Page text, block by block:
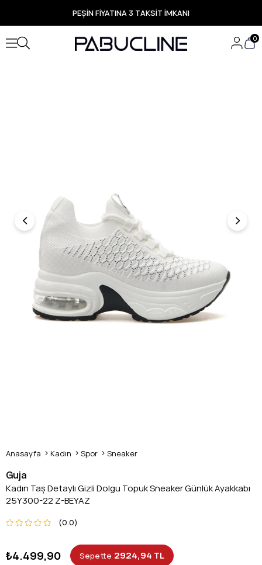
PEŞİN FİYATINA 3 TAKSİT İMKANI
TÜM ÜRÜNLERDE ÜCRETSİZ KARGO
Yeni Sezon Ürünlerde Özel Fırsatlar
Seçili Ürünlerde Hızlı Teslimat
0
Anasayfa Kadın Spor Sneaker
Guja
Kadın Taş Detaylı Gizli Dolgu Topuk Sneaker Günlük Ayakkabı
25Y300-22 Z-BEYAZ
0.0
₺4.499,90 Sepette 2924,94 TL